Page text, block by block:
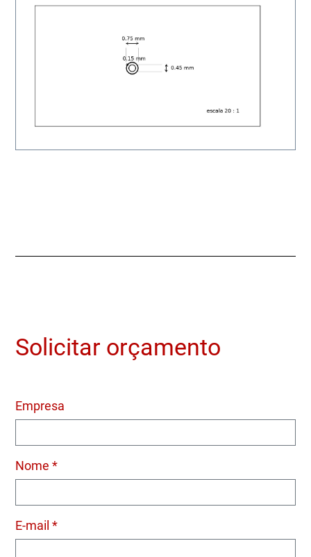
Solicitar orçamento
Empresa
Nome *
E-mail *